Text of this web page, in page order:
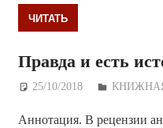
ЧИТАТЬ
Правда и есть
25/10/2018 Дежурный
Аннотация. В рецензии